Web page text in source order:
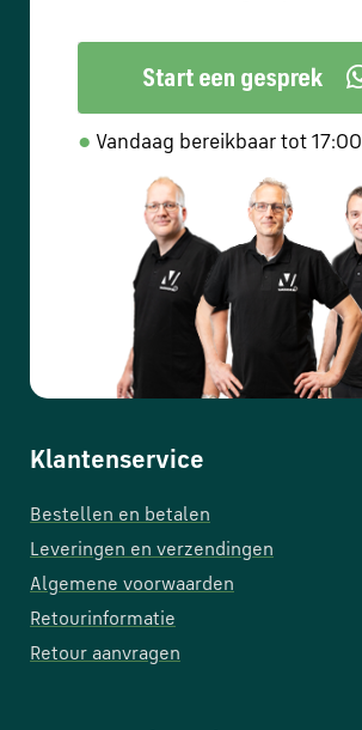
● Vandaag bereikbaar tot 17:00
Klantenservice
Bestellen en betalen
Leveringen en verzendingen
Algemene voorwaarden
Retourinformatie
Retour aanvragen